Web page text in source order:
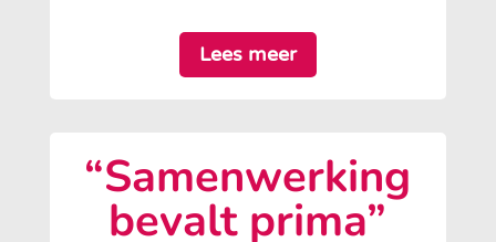
Lees meer
“Samenwerking
bevalt prima”